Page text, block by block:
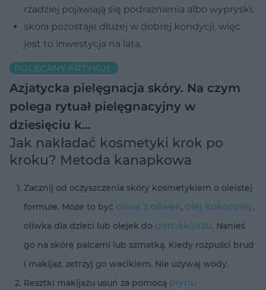
rzadziej pojawiają się podrażnienia albo wypryski;
skóra pozostaje dłużej w dobrej kondycji, więc
jest to inwestycja na lata.
POLECANY ARTYKUŁ:
Azjatycka pielęgnacja skóry. Na czym
polega rytuał pielęgnacyjny w
dziesięciu k…
Jak nakładać kosmetyki krok po
kroku? Metoda kanapkowa
Zacznij od oczyszczenia skóry kosmetykiem o oleistej
formule. Może to być oliwa z oliwek, olej kokosowy,
oliwka dla dzieci lub olejek do demakijażu. Nanieś
go na skórę palcami lub szmatką. Kiedy rozpuści brud
i makijaż, zetrzyj go wacikiem. Nie używaj wody.
Resztki makijażu usuń za pomocą płynu